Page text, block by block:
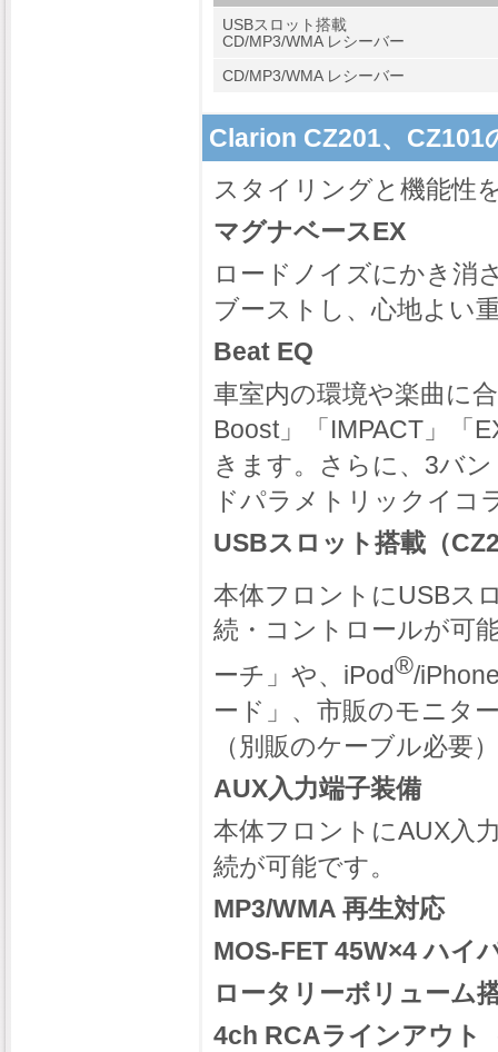
USBスロット搭載
CD/MP3/WMA レシーバー
CD/MP3/WMA レシーバー
Clarion CZ201、CZ101
スタイリングと機能性
マグナベースEX
ロードノイズにかき消
ブーストし、心地よい
Beat EQ
車室内の環境や楽曲に
Boost」「IMPACT」「
きます。さらに、3バ
ドパラメトリックイコ
USBスロット搭載（
本体フロントにUSBス
続・コントロールが可
ーチ」や、iPod®/
ード」、市販のモニタ
（別販のケーブル必要
AUX入力端子装備
本体フロントにAUX入
続が可能です。
MP3/WMA 再生対応
MOS-FET 45W×4 ハイ
ロータリーボリューム
4ch RCAラインアウト